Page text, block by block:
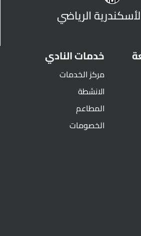
الرياضي
خدمات النادي
مركز الخدمات
الانشطة
المطاعم
الخصومات